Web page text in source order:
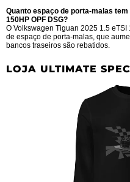
Quanto espaço de porta-malas tem
150HP OPF DSG?
O Volkswagen Tiguan 2025 1.5 eTSI
de espaço de porta-malas, que
bancos traseiros são rebatidos.
LOJA ULTIMATE